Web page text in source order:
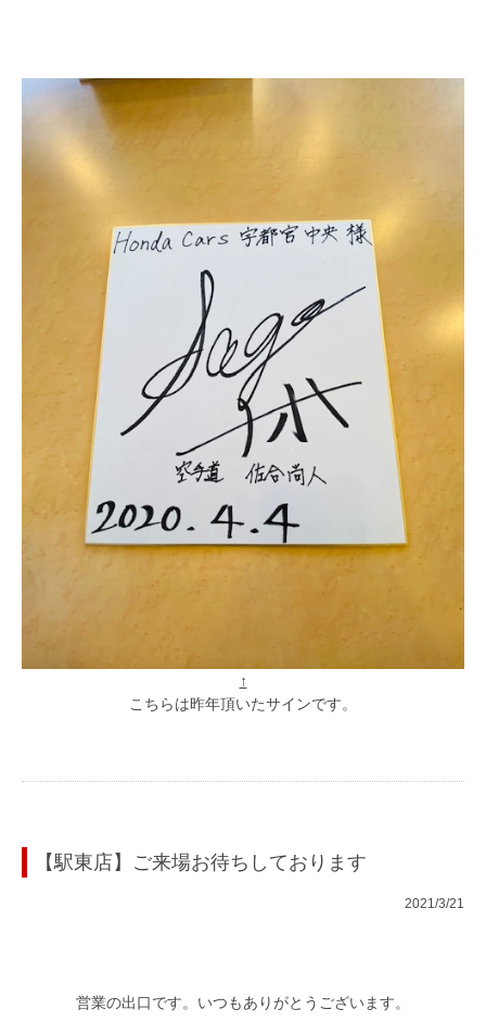
↑
こちらは昨年頂いたサインです。
【駅東店】ご来場お待ちしております
2021/3/21
営業の出口です。いつもありがとうございます。